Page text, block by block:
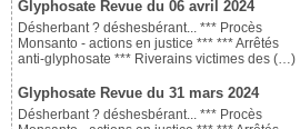
Glyphosate Revue du 06 avril 2024
Désherbant ? déshesbérant... *** Procès
Monsanto - actions en justice *** *** Arrêtés
anti-glyphosate *** Riverains victimes des (…)
Glyphosate Revue du 31 mars 2024
Désherbant ? déshesbérant... *** Procès